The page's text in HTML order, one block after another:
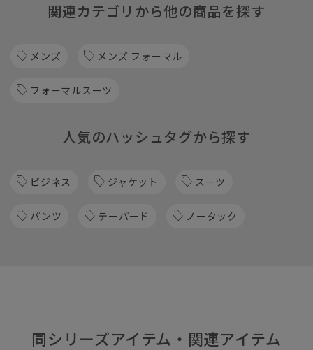
関連カテゴリから他の商品を探す
メンズ メンズ フォーマル
フォーマルスーツ
人気のハッシュタグから探す
ビジネス ジャケット スーツ
パンツ テーパード ノータック
同シリーズアイテム・関連アイテム